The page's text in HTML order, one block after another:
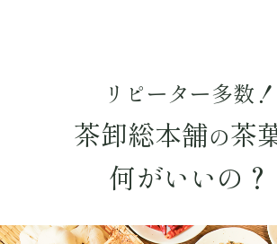
詳細検索
キーワードで探す
リピーター多数！
茶卸総本舗の茶
何がいいの？